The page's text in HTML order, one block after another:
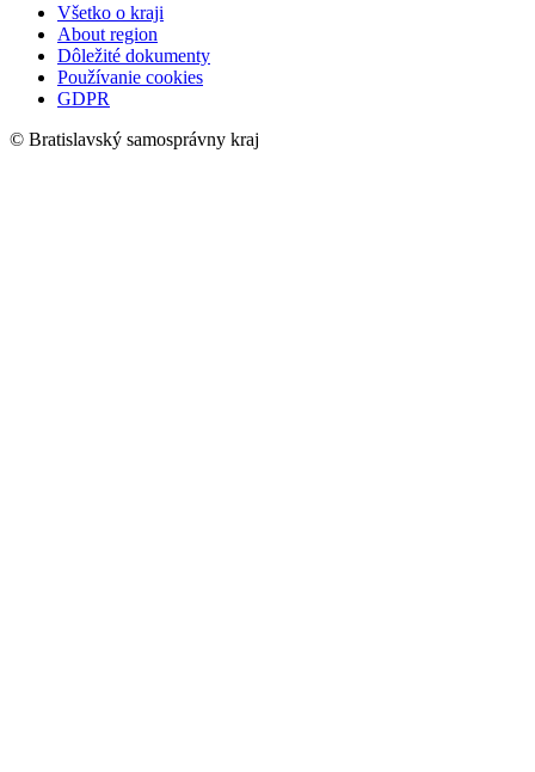
Všetko o kraji
About region
Dôležité dokumenty
Používanie cookies
GDPR
© Bratislavský samosprávny kraj